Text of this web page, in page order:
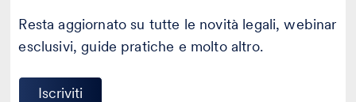
Resta aggiornato su tutte le novità legali, webinar
esclusivi, guide pratiche e molto altro.
Iscriviti